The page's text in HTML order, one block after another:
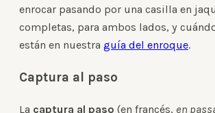
enrocar pasando por una casilla en
completas, para ambos lados, y
están en nuestra guía del enroque.
Captura al paso
La captura al paso (en francés, en